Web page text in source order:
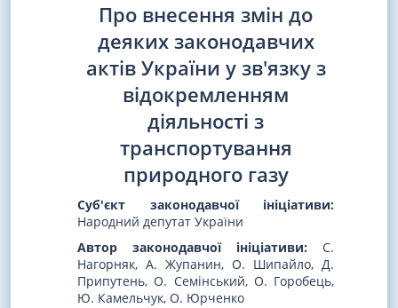
Про внесення змін до
деяких законодавчих
актів України у зв'язку з
відокремленням
діяльності з
транспортування
природного газу
Суб'єкт законодавчої ініціативи:
Народний депутат України
Автор законодавчої ініціативи: С.
Нагорняк, А. Жупанин, О. Шипайло, Д.
Припутень, О. Семінський, О. Горобець,
Ю. Камельчук, О. Юрченко